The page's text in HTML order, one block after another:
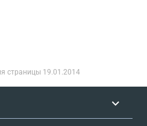
страницы 19.01.2014